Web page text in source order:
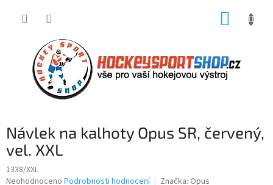
Návlek na kalhoty Opus SR, červený,
vel. XXL
1338/XXL
Průměrné
Neohodnoceno Podrobnosti hodnocení Značka: Opus